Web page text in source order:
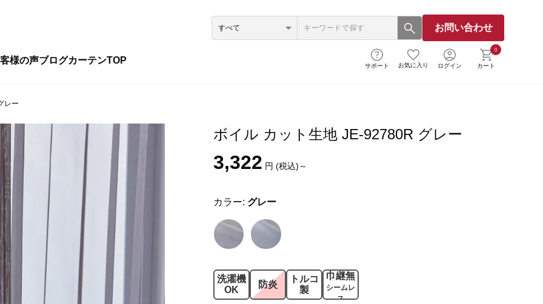
お問い合わせ
様の声ブログカーテンTOP
サポート お気に入り ログイン
0
カート
レー
ボイル カット生地 JE-92780R グレー
3,322 円 (税込)～
カラー: グレー
洗濯機
OK
防炎
トルコ
製
巾継無
シームレ
ス